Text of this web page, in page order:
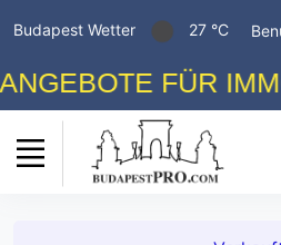
Budapest Wetter 27 °C
FÜR